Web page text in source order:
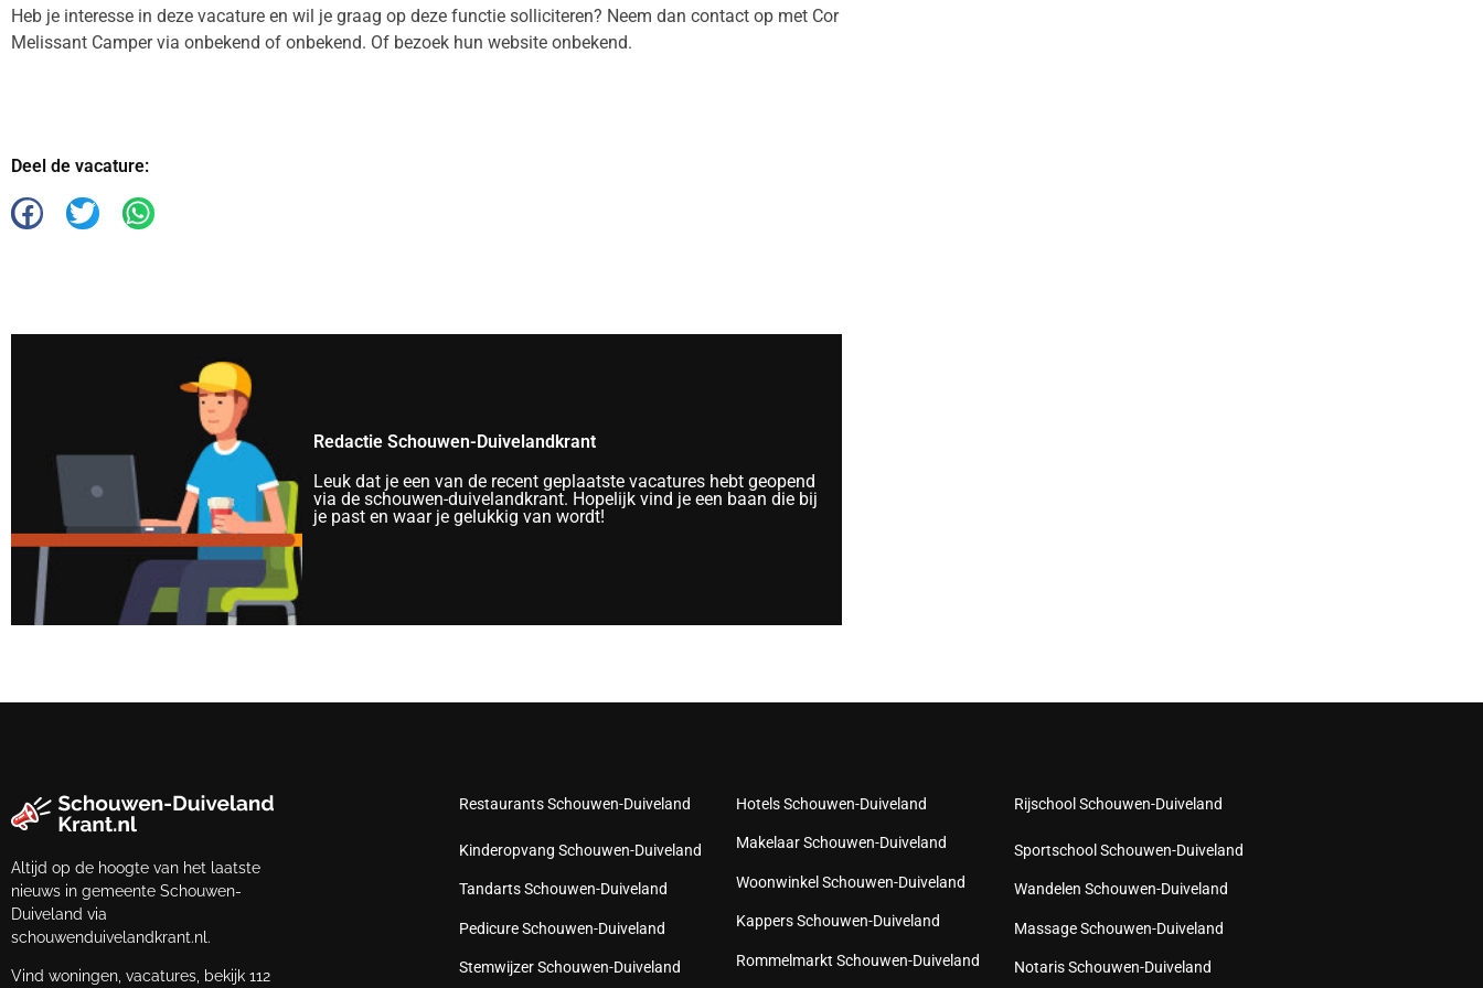
Heb je interesse in deze vacature en wil je graag op deze functie solliciteren? Neem dan contact op met Cor
Melissant Camper via onbekend of onbekend. Of bezoek hun website onbekend.
Deel de vacature:
Redactie Schouwen-Duivelandkrant
Leuk dat je een van de recent geplaatste vacatures hebt geopend
via de schouwen-duivelandkrant. Hopelijk vind je een baan die bij
je past en waar je gelukkig van wordt!
Altijd op de hoogte van het laatste
nieuws in gemeente Schouwen-
Duiveland via
schouwenduivelandkrant.nl.
Vind woningen, vacatures, bekijk 112
Restaurants Schouwen-Duiveland
Kinderopvang Schouwen-Duiveland
Tandarts Schouwen-Duiveland
Pedicure Schouwen-Duiveland
Stemwijzer Schouwen-Duiveland
Hotels Schouwen-Duiveland
Makelaar Schouwen-Duiveland
Woonwinkel Schouwen-Duiveland
Kappers Schouwen-Duiveland
Rommelmarkt Schouwen-Duiveland
Rijschool Schouwen-Duiveland
Sportschool Schouwen-Duiveland
Wandelen Schouwen-Duiveland
Massage Schouwen-Duiveland
Notaris Schouwen-Duiveland